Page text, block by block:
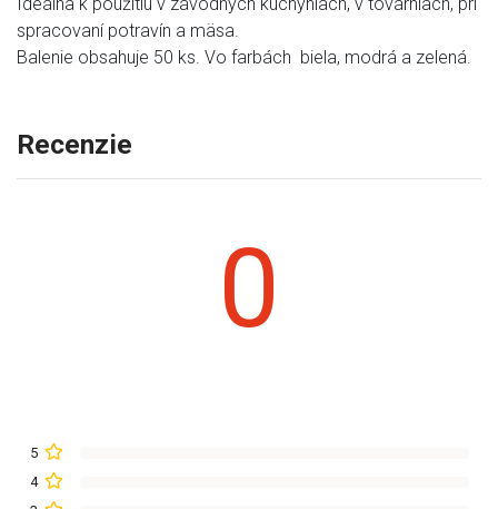
spracovaní potravín a mäsa.
Balenie obsahuje 50 ks. Vo farbách biela, modrá a zelená.
Recenzie
0
5
4